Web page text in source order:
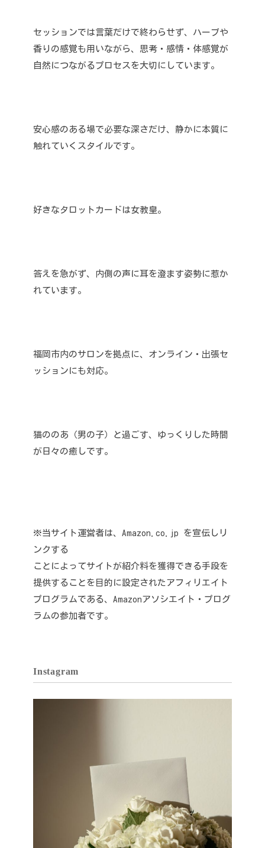
セッションでは言葉だけで終わらせず、ハーブや
香りの感覚も用いながら、思考・感情・体感覚が
自然につながるプロセスを大切にしています。
安心感のある場で必要な深さだけ、静かに本質に
触れていくスタイルです。
好きなタロットカードは女教皇。
答えを急がず、内側の声に耳を澄ます姿勢に惹か
れています。
福岡市内のサロンを拠点に、オンライン・出張セ
ッションにも対応。
猫ののあ（男の子）と過ごす、ゆっくりした時間
が日々の癒しです。
※当サイト運営者は、Amazon.co.jp を宣伝しリ
ンクする
ことによってサイトが紹介料を獲得できる手段を
提供することを目的に設定されたアフィリエイト
プログラムである、Amazonアソシエイト・プログ
ラムの参加者です。
Instagram